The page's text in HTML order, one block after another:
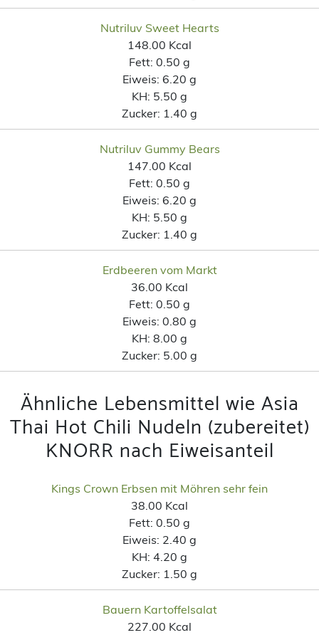
Nutriluv Sweet Hearts
148.00 Kcal
Fett: 0.50 g
Eiweis: 6.20 g
KH: 5.50 g
Zucker: 1.40 g
Nutriluv Gummy Bears
147.00 Kcal
Fett: 0.50 g
Eiweis: 6.20 g
KH: 5.50 g
Zucker: 1.40 g
Erdbeeren vom Markt
36.00 Kcal
Fett: 0.50 g
Eiweis: 0.80 g
KH: 8.00 g
Zucker: 5.00 g
Ähnliche Lebensmittel wie Asia
Thai Hot Chili Nudeln (zubereitet)
KNORR nach Eiweisanteil
Kings Crown Erbsen mit Möhren sehr fein
38.00 Kcal
Fett: 0.50 g
Eiweis: 2.40 g
KH: 4.20 g
Zucker: 1.50 g
Bauern Kartoffelsalat
227.00 Kcal